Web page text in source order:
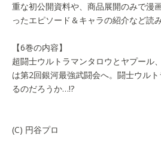
重な初公開資料や、商品展開のみで漫
ったエピソード＆キャラの紹介など読
【6巻の内容】
超闘士ウルトラマンタロウとヤプール
は第2回銀河最強武闘会へ。闘士ウル
るのだろうか…!?
(C) 円谷プロ